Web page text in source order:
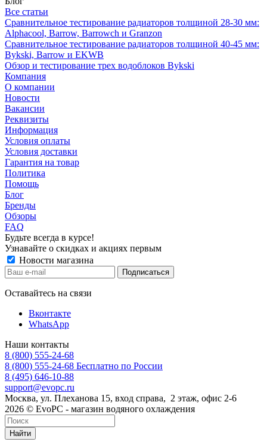
Все статьи
Сравнительное тестирование радиаторов толщиной 28-30 мм:
Alphacool, Barrow, Barrowch и Granzon
Сравнительное тестирование радиаторов толщиной 40-45 мм:
Bykski, Barrow и EKWB
Обзор и тестирование трех водоблоков Bykski
Компания
О компании
Новости
Вакансии
Реквизиты
Информация
Условия оплаты
Условия доставки
Гарантия на товар
Политика
Помощь
Блог
Бренды
Обзоры
FAQ
Будьте всегда в курсе!
Узнавайте о скидках и акциях первым
Новости магазина
Оставайтесь на связи
Вконтакте
WhatsApp
Наши контакты
8 (800) 555-24-68
8 (800) 555-24-68 Бесплатно по России
8 (495) 646-10-88
support@evopc.ru
Москва, ул. Плеханова 15, вход справа, 2 этаж, офис 2-6
2026 © EvoPC - магазин водяного охлаждения
Найти